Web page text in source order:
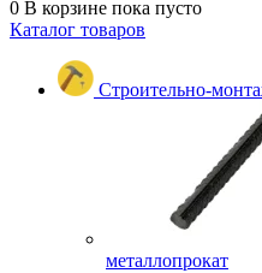
0 В корзине пока пусто
Каталог товаров
Строительно-
металлопрокат